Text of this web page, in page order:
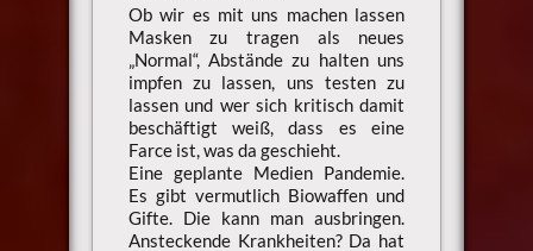
Ob wir es mit uns machen lassen
Masken zu tragen als neues
„Normal“, Abstände zu halten uns
impfen zu lassen, uns testen zu
lassen und wer sich kritisch damit
beschäftigt weiß, dass es eine
Farce ist, was da geschieht.
Eine geplante Medien Pandemie.
Es gibt vermutlich Biowaffen und
Gifte. Die kann man ausbringen.
Ansteckende Krankheiten? Da hat